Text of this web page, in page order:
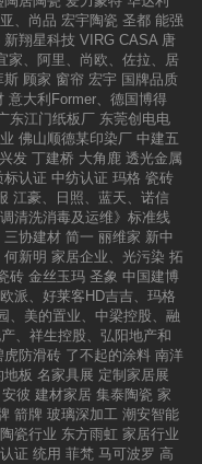
、尚品 宏宇陶瓷 圣都 能强
新翔星科技 VIRG CASA 唐
家、阿里、尚欧、佐拉、居
斯 顾家 窗帘 宏宇 国牌品质
意大利Former、德国博得
东江门纸板厂 东莞创电电
佛山顺德某印染厂 中建五
兴发 丁建桥 大角鹿 透光金属
标认证 中纺认证 玛格 瓷砖
江豪、日照、蓝天、诺信
调清洗消毒及运维》标准线
三协建材 简一 丽维家 新中
何新明 家居企业、光污染 拓
砖 金丝玉玛 圣象 中国建博
欧派、好莱客HD吉吉、玛格
、美的置业、中梁控股、融
、祥生控股、弘阳地产和
虎防滑砖 了不起的涂料 南洋
地板 名家具展 定制家居展
安彼 建材家居 集泰陶瓷 家
箭牌 玻璃深加工 潮安智能
瓷行业 东方雨虹 家居行业
证 统用 菲梵 马可波罗 高